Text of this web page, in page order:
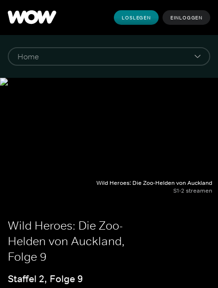
LOSLEGEN EINLOGGEN
Wild Heroes: Die Zoo-Helden von Auckland
S1-2 streamen
Wild Heroes: Die Zoo-
Helden von Auckland,
Folge 9
Staffel 2, Folge 9